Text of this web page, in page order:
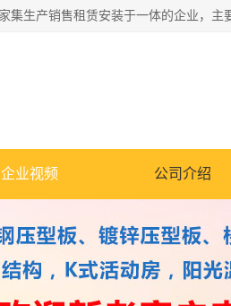
企业视频 公司介绍